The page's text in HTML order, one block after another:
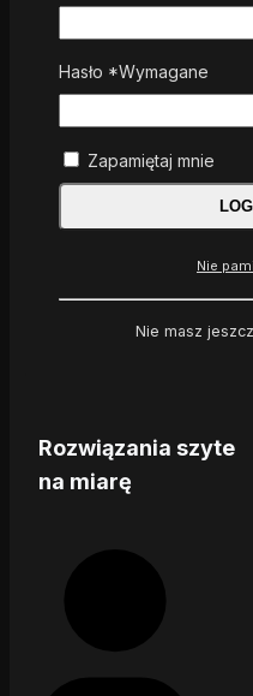
Rozwiązania szyte
na miarę
Hasło *Wymagane
Zapamiętaj mnie
Nie
Nie masz